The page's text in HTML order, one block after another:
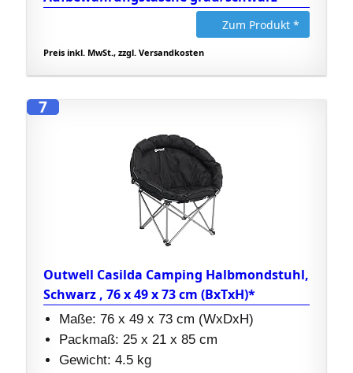
Zum Produkt *
Preis inkl. MwSt., zzgl. Versandkosten
7
Outwell Casilda Camping Halbmondstuhl,
Schwarz , 76 x 49 x 73 cm (BxTxH)*
Maße: 76 x 49 x 73 cm (WxDxH)
Packmaß: 25 x 21 x 85 cm
Gewicht: 4.5 kg